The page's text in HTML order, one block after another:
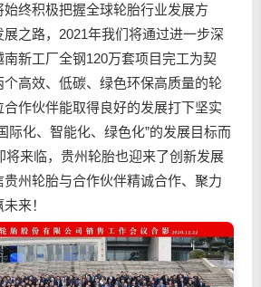
终积极把握全球轮胎行业发展方
之路，2021年我们将通过进一步深
新工厂全钢120万套项目完工为契
高效、低碳、绿色环保高质量的轮
作伙伴能取得良好的发展打下坚实
际化、智能化、绿色化”的发展目标而
将来临，贵州轮胎也迎来了创新发展
州轮胎与合作伙伴精诚合作、聚力
来！